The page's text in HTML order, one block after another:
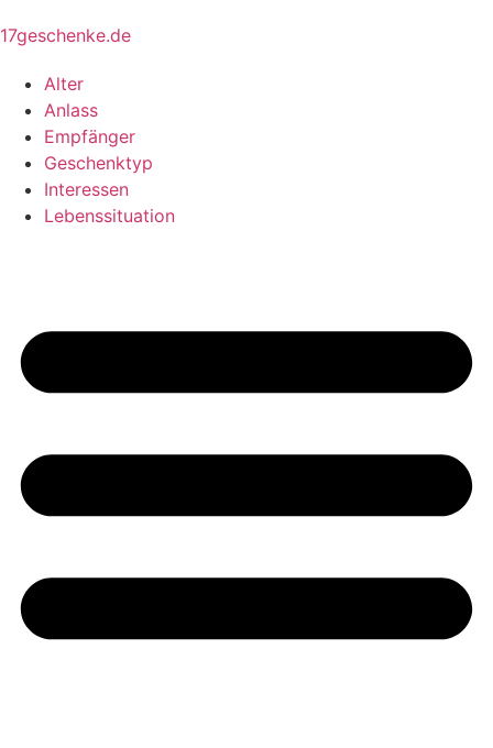
17geschenke.de
Alter
Anlass
Empfänger
Geschenktyp
Interessen
Lebenssituation